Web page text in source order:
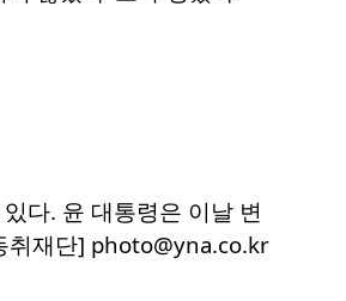
다. 윤 대통령은 이날 변
취재단] photo@yna.co.kr